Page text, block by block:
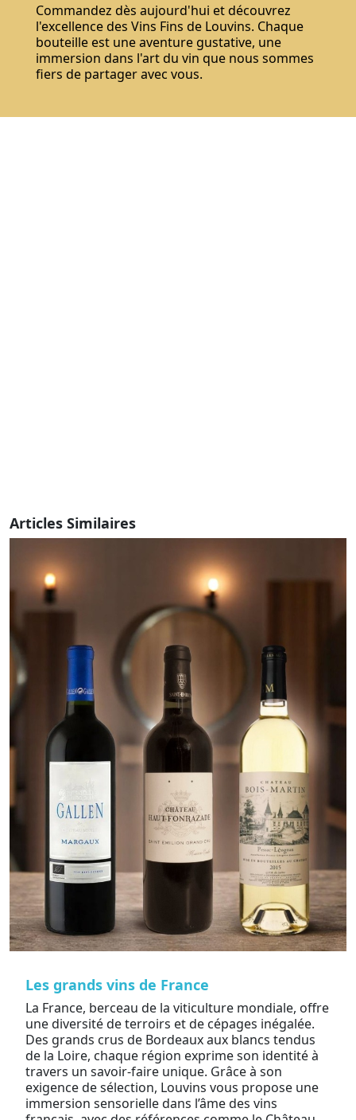
Commandez dès aujourd'hui et découvrez
l'excellence des Vins Fins de Louvins. Chaque
bouteille est une aventure gustative, une
immersion dans l'art du vin que nous sommes
fiers de partager avec vous.
Articles Similaires
Les grands vins de France
La France, berceau de la viticulture mondiale, offre
une diversité de terroirs et de cépages inégalée.
Des grands crus de Bordeaux aux blancs tendus
de la Loire, chaque région exprime son identité à
travers un savoir-faire unique. Grâce à son
exigence de sélection, Louvins vous propose une
immersion sensorielle dans l’âme des vins